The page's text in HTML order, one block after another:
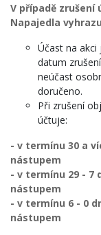
V případě
Napajedla
Účast na
datum
neúčast
doručeno.
Při zrušení
účtuje:
- v termínu 30 a
nástupem
- v termínu 29 - 7
- v termínu 6 - 0